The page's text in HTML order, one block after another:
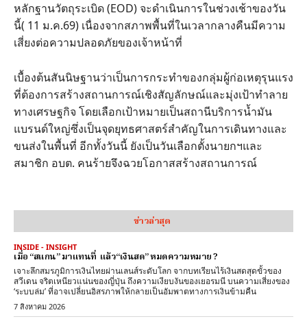
หลักฐานวัตถุระเบิด (EOD) จะดำเนินการในช่วงเช้าของวัน
นี้( 11 ม.ค.69) เนื่องจากสภาพพื้นที่ในเวลากลางคืนมีความ
เสี่ยงต่อความปลอดภัยของเจ้าหน้าที่
เบื้องต้นสันนิษฐานว่าเป็นการกระทำของกลุ่มผู้ก่อเหตุรุนแรง
ที่ต้องการสร้างสถานการณ์เชิงสัญลักษณ์และมุ่งเป้าทำลาย
ทางเศรษฐกิจ โดยเลือกเป้าหมายเป็นสถานีบริการน้ำมัน
แบรนด์ใหญ่ซึ่งเป็นจุดยุทธศาสตร์สำคัญในการเดินทางและ
ขนส่งในพื้นที่ อีกทั้งวันนี้ ยังเป็นวันเลือกตั้งนายกฯและ
สมาชิก อบต. คนร้ายจึงฉวยโอกาสสร้างสถานการณ์
ข่าวล่าสุด
INSIDE - INSIGHT
เมื่อ “สแกน” มาแทนที่ แล้ว“เงินสด” หมดความหมาย ?
เจาะลึกสมรภูมิการเงินไทยผ่านเลนส์ระดับโลก จากบทเรียนไร้เงินสดสุดขั้วของ
สวีเดน จริตเหนียวแน่นของญี่ปุ่น ถึงความเงียบงันของเยอรมนี บนความเสี่ยงของ
‘ระบบล่ม’ ที่อาจเปลี่ยนอิสรภาพให้กลายเป็นอัมพาตทางการเงินข้ามคืน
7 สิงหาคม 2026